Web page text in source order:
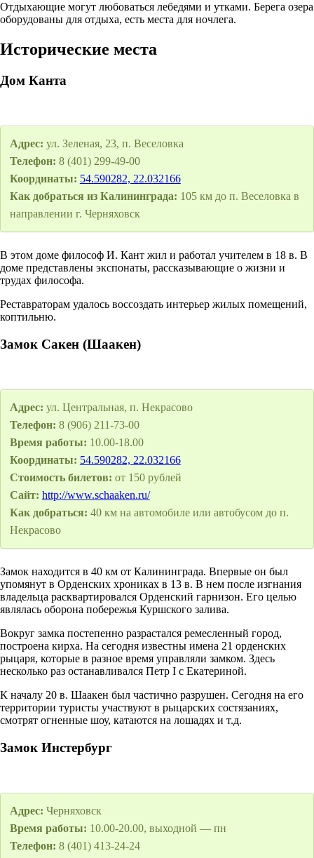
Отдыхающие могут любоваться лебедями и утками. Берега озера
оборудованы для отдыха, есть места для ночлега.
Исторические места
Дом Канта
Адрес: ул. Зеленая, 23, п. Веселовка
Телефон: 8 (401) 299-49-00
Координаты: 54.590282, 22.032166
Как добраться из Калининграда: 105 км до п. Веселовка в
направлении г. Черняховск
В этом доме философ И. Кант жил и работал учителем в 18 в. В
доме представлены экспонаты, рассказывающие о жизни и
трудах философа.
Реставраторам удалось воссоздать интерьер жилых помещений,
коптильню.
Замок Сакен (Шаакен)
Адрес: ул. Центральная, п. Некрасово
Телефон: 8 (906) 211-73-00
Время работы: 10.00-18.00
Координаты: 54.590282, 22.032166
Стоимость билетов: от 150 рублей
Сайт: http://www.schaaken.ru/
Как добраться: 40 км на автомобиле или автобусом до п.
Некрасово
Замок находится в 40 км от Калининграда. Впервые он был
упомянут в Орденских хрониках в 13 в. В нем после изгнания
владельца расквартировался Орденский гарнизон. Его целью
являлась оборона побережья Куршского залива.
Вокруг замка постепенно разрастался ремесленный город,
построена кирха. На сегодня известны имена 21 орденских
рыцаря, которые в разное время управляли замком. Здесь
несколько раз останавливался Петр I с Екатериной.
К началу 20 в. Шаакен был частично разрушен. Сегодня на его
территории туристы участвуют в рыцарских состязаниях,
смотрят огненные шоу, катаются на лошадях и т.д.
Замок Инстербург
Адрес: Черняховск
Время работы: 10.00-20.00, выходной — пн
Телефон: 8 (401) 413-24-24